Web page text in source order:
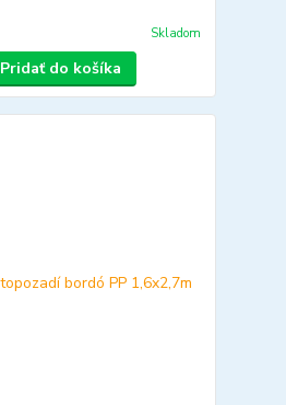
Skladom
Pridať do košíka